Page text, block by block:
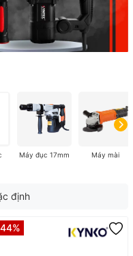
Máy đục 17mm Máy mài
định